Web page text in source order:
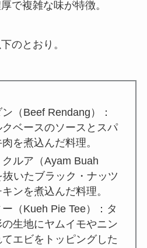
で複雑な味が特徴。
のとおり。
（Beef Rendang）：
ベースのソースとスパ
を煮込んだ料理。
ルア（Ayam Buah
いたブラック・ナッツ
ンを煮込んだ料理。
（Kueh Pie Tee）：タ
生地にヤムイモやニン
エビをトッピングした